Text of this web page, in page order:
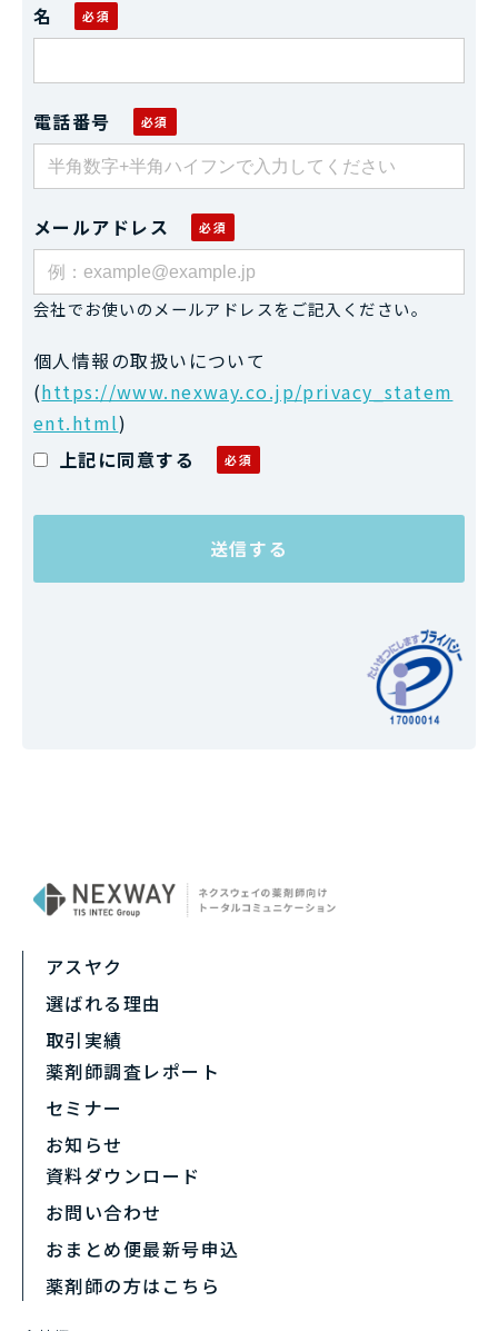
名
電話番号
メールアドレス
会社でお使いのメールアドレスをご記入ください。
個人情報の取扱いについて
(https://www.nexway.co.jp/privacy_statem
ent.html)
上記に同意する
アスヤク
選ばれる理由
取引実績
薬剤師調査レポート
セミナー
お知らせ
資料ダウンロード
お問い合わせ
おまとめ便最新号申込
薬剤師の方はこちら